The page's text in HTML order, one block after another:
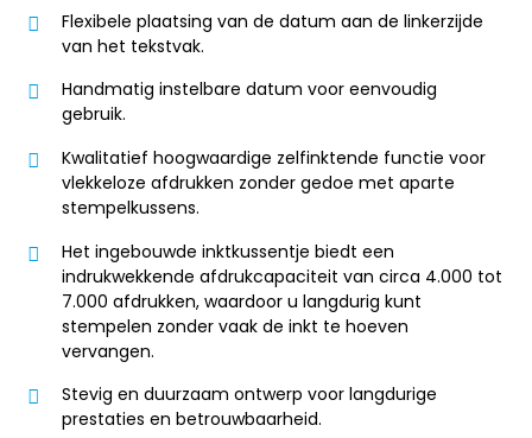
Flexibele plaatsing van de datum aan de linkerzijde
van het tekstvak.
Handmatig instelbare datum voor eenvoudig
gebruik.
Kwalitatief hoogwaardige zelfinktende functie voor
vlekkeloze afdrukken zonder gedoe met aparte
stempelkussens.
Het ingebouwde inktkussentje biedt een
indrukwekkende afdrukcapaciteit van circa 4.000 tot
7.000 afdrukken, waardoor u langdurig kunt
stempelen zonder vaak de inkt te hoeven
vervangen.
Stevig en duurzaam ontwerp voor langdurige
prestaties en betrouwbaarheid.